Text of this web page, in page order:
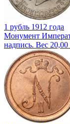
1 рубль 1912 года
Монумент
надпись. Вес